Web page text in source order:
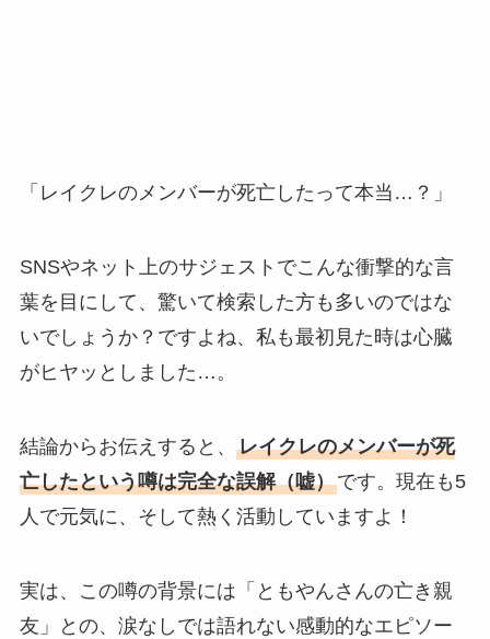
「レイクレのメンバーが死亡したって本当…？」
SNSやネット上のサジェストでこんな衝撃的な言
葉を目にして、驚いて検索した方も多いのではな
いでしょうか？ですよね、私も最初見た時は心臓
がヒヤッとしました…。
結論からお伝えすると、 レイクレのメンバーが死
亡したという噂は完全な誤解（嘘）です。現在も5
人で元気に、そして熱く活動していますよ！
実は、この噂の背景には「ともやんさんの亡き親
友」との、涙なしでは語れない感動的なエピソー